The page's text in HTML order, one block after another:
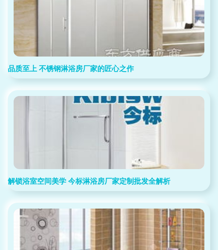
品质至上 不锈钢淋浴房厂家的匠心之作
解锁浴室空间美学 今标淋浴房厂家定制批发全解析